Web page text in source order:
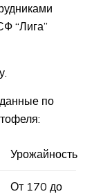
“Лига”
по
Урожайность
От 170 до